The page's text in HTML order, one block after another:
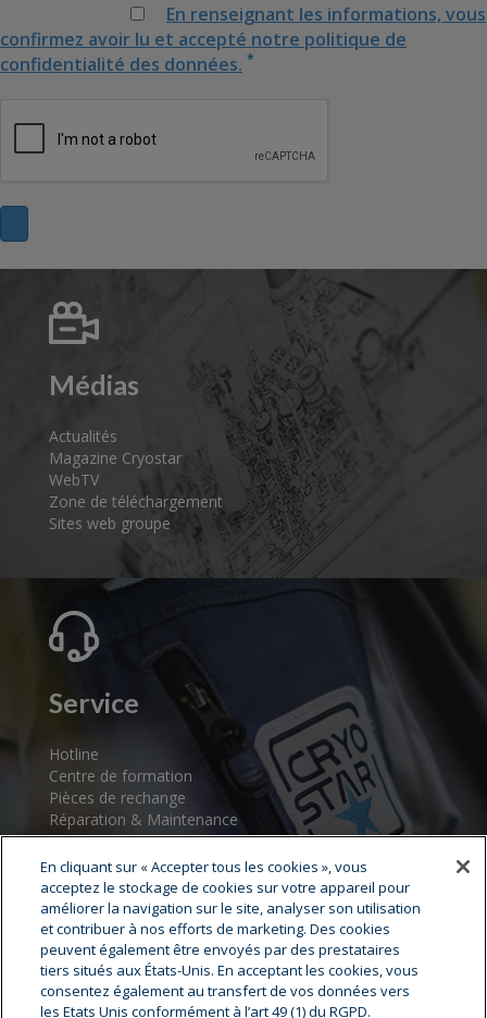
En renseignant les informations, vous
confirmez avoir lu et accepté notre politique de
confidentialité des données. *
Médias
Actualités
Magazine Cryostar
WebTV
Zone de téléchargement
Sites web groupe
Service
Hotline
Centre de formation
Pièces de rechange
Réparation & Maintenance
Assistance au démarrage
Centres de service
En cliquant sur « Accepter tous les cookies », vous
acceptez le stockage de cookies sur votre appareil pour
améliorer la navigation sur le site, analyser son utilisation
et contribuer à nos efforts de marketing. Des cookies
peuvent également être envoyés par des prestataires
tiers situés aux États-Unis. En acceptant les cookies, vous
consentez également au transfert de vos données vers
les Etats Unis conformément à l’art 49 (1) du RGPD.